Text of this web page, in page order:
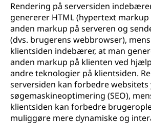
Rendering på serversiden
genererer HTML (hypertext
anden markup på serveren og
(dvs. brugerens webbrowser),
klientsiden indebærer, at man
anden markup på klienten ved
andre teknologier på klientsiden.
serversiden kan forbedre websitets
søgemaskineoptimering (SEO),
klientsiden kan forbedre
muliggøre mere dynamiske og